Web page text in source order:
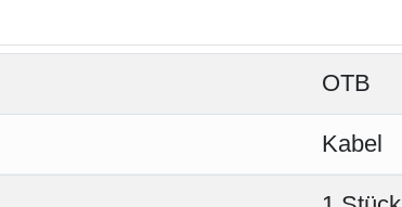
OTB
Kabel